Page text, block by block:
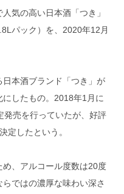
気の高い日本酒「つき」
パック）を、2020年12月
日本酒ブランド「つき」が
したもの。2018年1月に
発売を行っていたが、好評
定したという。
、アルコール度数は20度
ではの濃厚な味わい深さ